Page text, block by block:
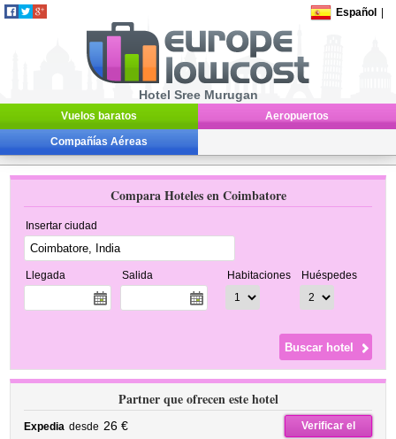
Español
Hotel Sree Murugan
Vuelos baratos Aeropuertos
Compañías Aéreas
Compara Hoteles en Coimbatore
Insertar ciudad
Llegada Salida Habitaciones Huéspedes
Partner que ofrecen este hotel
Expedia desde 26 €
Verificar el